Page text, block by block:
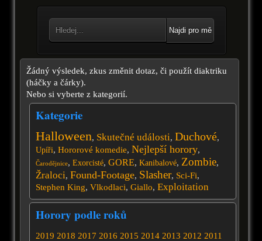
Najdi pro mě
Žádný výsledek, zkus změnit dotaz, či použít diaktriku
(háčky a čárky).
Nebo si vyberte z kategorií.
Kategorie
Halloween, Skutečné události, Duchové,
Upíři, Hororové komedie, Nejlepší horory,
Čarodějnice, Exorcisté, GORE, Kanibalové, Zombie,
Žraloci, Found-Footage, Slasher, Sci-Fi,
Stephen King, Vlkodlaci, Giallo, Exploitation
Horory podle roků
2019 2018 2017 2016 2015 2014 2013 2012 2011